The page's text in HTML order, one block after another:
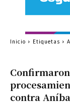
Confirmaron
contra
Inicio Etiquetas